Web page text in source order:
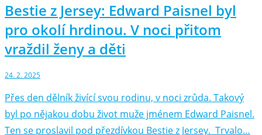
Bestie z Jersey: Edward Paisnel byl
pro okolí hrdinou. V noci přitom
vraždil ženy a děti
24. 2. 2025
Přes den dělník živící svou rodinu, v noci zrůda. Takový
byl po nějakou dobu život muže jménem Edward Paisnel.
Ten se proslavil pod přezdívkou Bestie z Jersey. Trvalo…